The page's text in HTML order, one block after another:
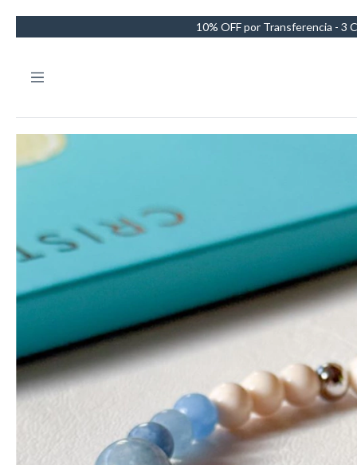
10% OFF por Transferencia - 3 Cuotas sin